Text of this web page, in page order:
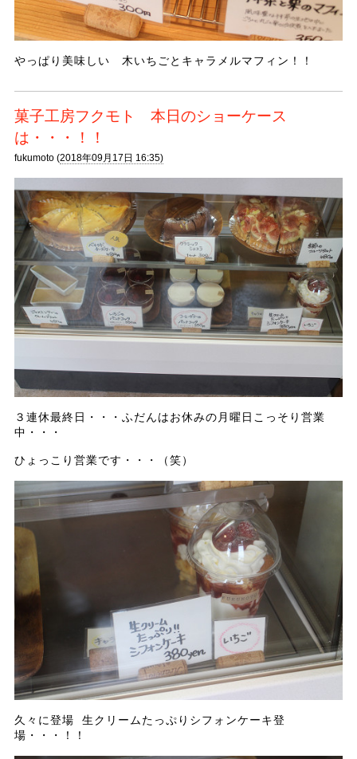
やっぱり美味しい 木いちごとキャラメルマフィン！！
菓子工房フクモト 本日のショーケース
は・・・！！
fukumoto (2018年09月17日 16:35)
３連休最終日・・・ふだんはお休みの月曜日こっそり営業
中・・・
ひょっこり営業です・・・（笑）
久々に登場 生クリームたっぷりシフォンケーキ登
場・・・！！